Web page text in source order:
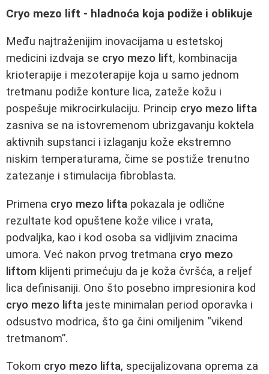
Cryo mezo lift - hladnoća koja podiže i oblikuje
Među najtraženijim inovacijama u estetskoj
medicini izdvaja se cryo mezo lift, kombinacija
krioterapije i mezoterapije koja u samo jednom
tretmanu podiže konture lica, zateže kožu i
pospešuje mikrocirkulaciju. Princip cryo mezo lifta
zasniva se na istovremenom ubrizgavanju koktela
aktivnih supstanci i izlaganju kože ekstremno
niskim temperaturama, čime se postiže trenutno
zatezanje i stimulacija fibroblasta.
Primena cryo mezo lifta pokazala je odlične
rezultate kod opuštene kože vilice i vrata,
podvaljka, kao i kod osoba sa vidljivim znacima
umora. Već nakon prvog tretmana cryo mezo
liftom klijenti primećuju da je koža čvršća, a reljef
lica definisaniji. Ono što posebno impresionira kod
cryo mezo lifta jeste minimalan period oporavka i
odsustvo modrica, što ga čini omiljenim “vikend
tretmanom”.
Tokom cryo mezo lifta, specijalizovana oprema za